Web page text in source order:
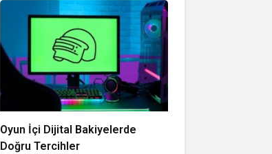
Oyun İçi Dijital Bakiyelerde
Doğru Tercihler